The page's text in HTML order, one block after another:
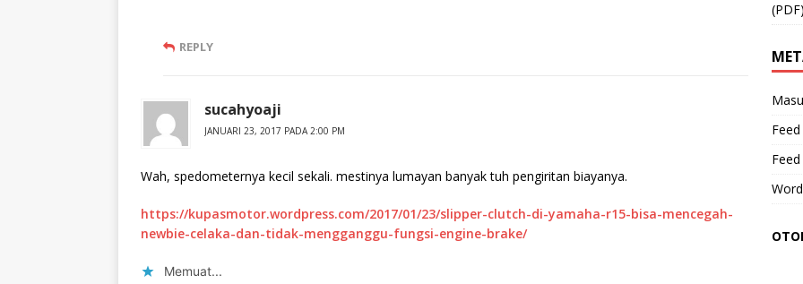
REPLY
sucahyoaji
JANUARI 23, 2017 PADA 2:00 PM
Wah, spedometernya kecil sekali. mestinya lumayan banyak tuh pengiritan biayanya.
https://kupasmotor.wordpress.com/2017/01/23/slipper-clutch-di-yamaha-r15-bisa-mencegah-
newbie-celaka-dan-tidak-mengganggu-fungsi-engine-brake/
Memuat...